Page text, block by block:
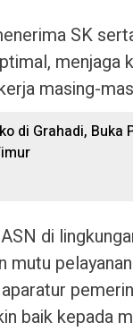
SK
menjaga
masing-
di Grahadi, Buka
di
baik kepada